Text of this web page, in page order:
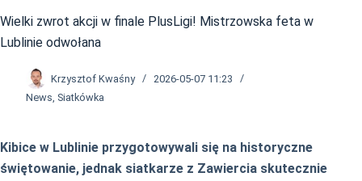
Wielki zwrot akcji w finale PlusLigi! Mistrzowska feta w
Lublinie odwołana
Krzysztof Kwaśny
2026-05-07 11:23
News, Siatkówka
Kibice w Lublinie przygotowywali się na historyczne
świętowanie, jednak siatkarze z Zawiercia skutecznie